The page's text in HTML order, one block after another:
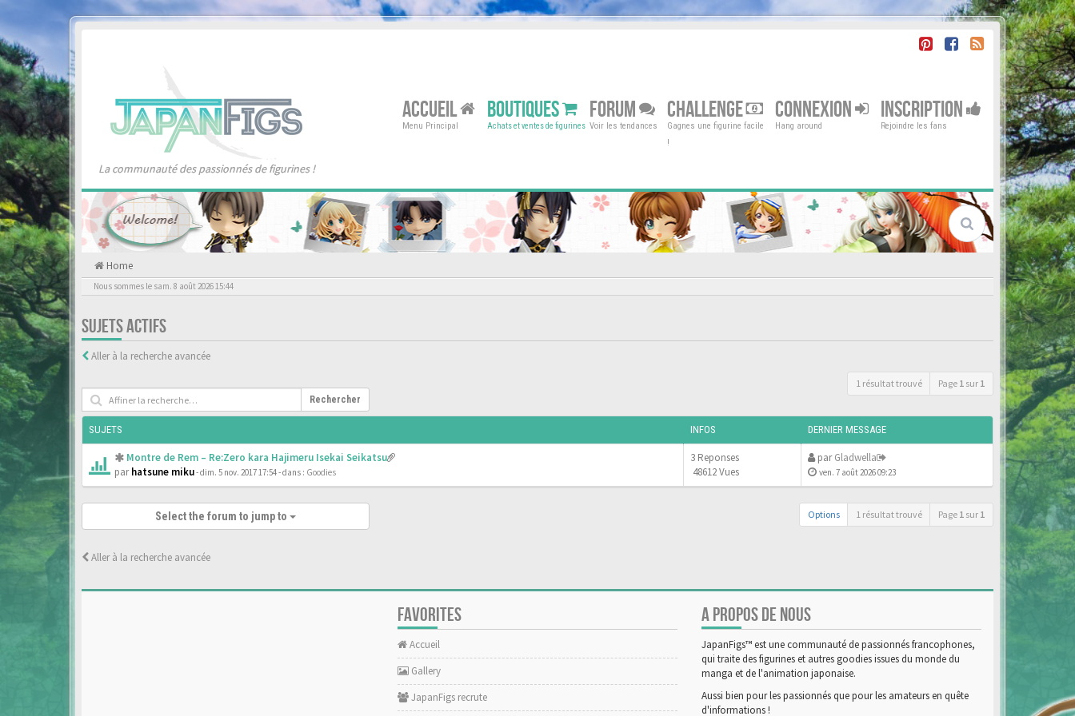
La communauté des passionnés de figurines !
ACCUEIL
Menu Principal
BOUTIQUES
Achats et ventes de figurines
FORUM
Voir les tendances
CHALLENGE
Gagnes une figurine facile
!
CONNEXION
Hang around
INSCRIPTION
Rejoindre les fans
Home
Nous sommes le sam. 8 août 2026 15:44
SUJETS ACTIFS
Aller à la recherche avancée
Rechercher
1 résultat trouvé Page 1 sur 1
SUJETS INFOS DERNIER MESSAGE
Montre de Rem – Re:Zero kara Hajimeru Isekai Seikatsu
parhatsune miku- dim. 5 nov. 2017 17:54- dans : Goodies
3 Reponses
48612 Vues
parGladwella
ven. 7 août 2026 09:23
Options 1 résultat trouvé Page 1 sur 1
Select the forum to jump to
Aller à la recherche avancée
FAVORITES
Accueil
Gallery
JapanFigs recrute
A PROPOS DE NOUS
JapanFigs™ est une communauté de passionnés francophones,
qui traite des figurines et autres goodies issues du monde du
manga et de l'animation japonaise.
Aussi bien pour les passionnés que pour les amateurs en quête
d'informations !